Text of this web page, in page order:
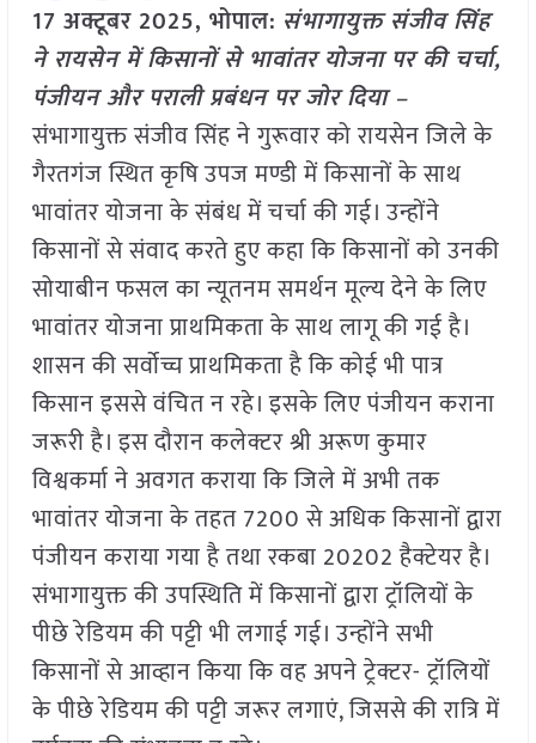
17 अक्टूबर 2025, भोपाल: संभागायुक्त संजीव सिंह
ने रायसेन में किसानों से भावांतर योजना पर की चर्चा,
पंजीयन और पराली प्रबंधन पर जोर दिया –
संभागायुक्त संजीव सिंह ने गुरूवार को रायसेन जिले के
गैरतगंज स्थित कृषि उपज मण्डी में किसानों के साथ
भावांतर योजना के संबंध में चर्चा की गई। उन्होंने
किसानों से संवाद करते हुए कहा कि किसानों को उनकी
सोयाबीन फसल का न्यूतनम समर्थन मूल्य देने के लिए
भावांतर योजना प्राथमिकता के साथ लागू की गई है।
शासन की सर्वोच्च प्राथमिकता है कि कोई भी पात्र
किसान इससे वंचित न रहे। इसके लिए पंजीयन कराना
जरूरी है। इस दौरान कलेक्टर श्री अरूण कुमार
विश्वकर्मा ने अवगत कराया कि जिले में अभी तक
भावांतर योजना के तहत 7200 से अधिक किसानों द्वारा
पंजीयन कराया गया है तथा रकबा 20202 हैक्टेयर है।
संभागायुक्त की उपस्थिति में किसानों द्वारा ट्रॉलियों के
पीछे रेडियम की पट्टी भी लगाई गई। उन्होंने सभी
किसानों से आव्हान किया कि वह अपने ट्रेक्टर- ट्रॉलियों
के पीछे रेडियम की पट्टी जरूर लगाएं, जिससे की रात्रि में